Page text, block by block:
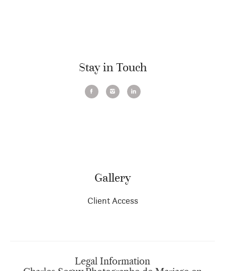
Stay in Touch
Gallery
Client Access
Legal Information